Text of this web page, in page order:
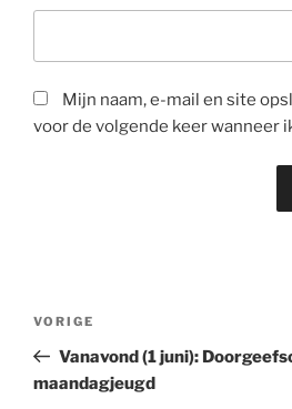
Mijn naam, e-mail en site
voor de volgende keer wanneer
Vorig
bericht
VORIGE
Vanavond (1 juni):
maandagjeugd